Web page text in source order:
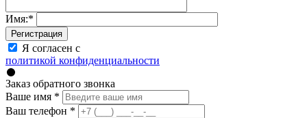
Имя:*
Регистрация
Я согласен с
политикой конфиденциальности
Заказ обратного звонка
Ваше имя *
Ваш телефон *